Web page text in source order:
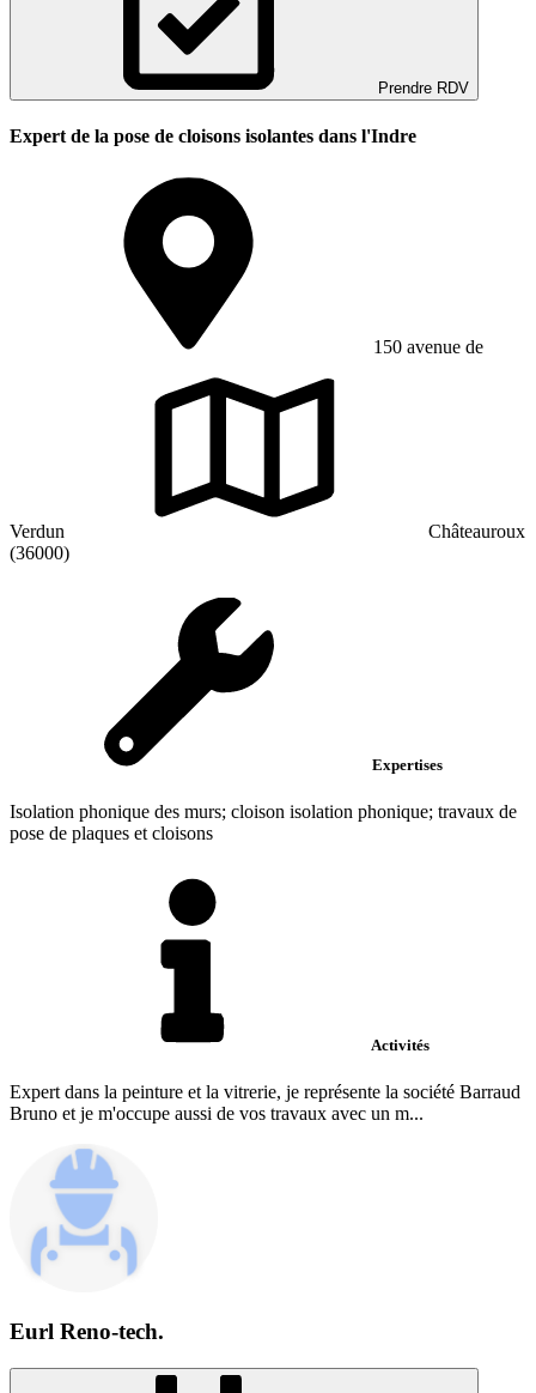
Prendre RDV
Expert de la pose de cloisons isolantes dans l'Indre
150 avenue de
Verdun
Châteauroux
(36000)
Expertises
Isolation phonique des murs; cloison isolation phonique; travaux de
pose de plaques et cloisons
Activités
Expert dans la peinture et la vitrerie, je représente la société Barraud
Bruno et je m'occupe aussi de vos travaux avec un m...
Eurl Reno-tech.